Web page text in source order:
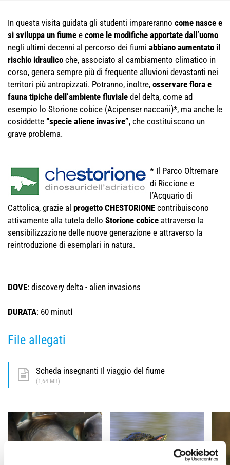
In questa visita guidata gli studenti impareranno come nasce e
si sviluppa un fiume e come le modifiche apportate dall’uomo
negli ultimi decenni al percorso dei fiumi abbiano aumentato il
rischio idraulico che, associato al cambiamento climatico in
corso, genera sempre più di frequente alluvioni devastanti nei
territori più antropizzati. Potranno, inoltre, osservare flora e
fauna tipiche dell’ambiente fluviale del delta, come ad
esempio lo Storione cobice (Acipenser naccarii)*, ma anche le
cosiddette “specie aliene invasive”, che costituiscono un
grave problema.
* Il Parco Oltremare
di Riccione e
l’Acquario di
Cattolica, grazie al progetto CHESTORIONE contribuiscono
attivamente alla tutela dello Storione cobice attraverso la
sensibilizzazione delle nuove generazione e attraverso la
reintroduzione di esemplari in natura.
DOVE: discovery delta - alien invasions
DURATA: 60 minuti
File allegati
Scheda insegnanti Il viaggio del fiume
(1,64 MB)